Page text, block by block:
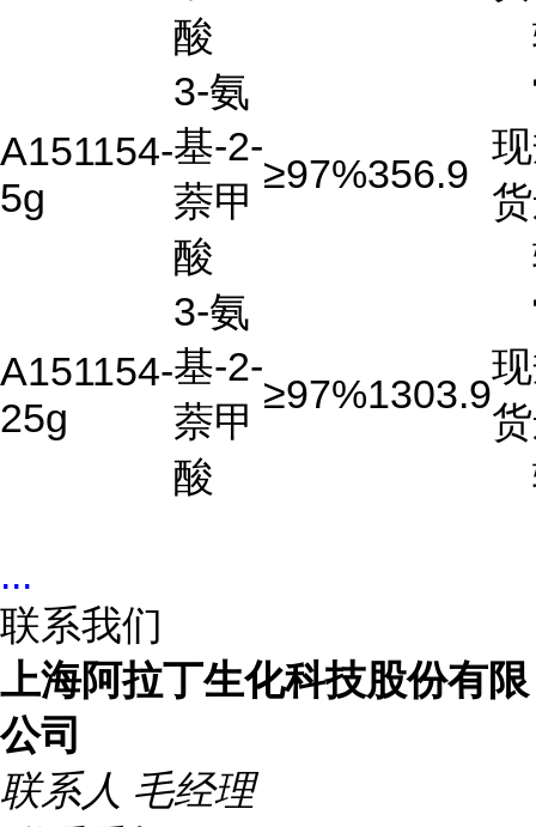
酸
A151154-
5g
3-氨
基-2-
萘甲
酸
≥97%356.9
现
货
A151154-
25g
3-氨
基-2-
萘甲
酸
≥97%1303.9
现
货
...
联系我们
上海阿拉丁生化科技股份有限
公司
联系人 毛经理